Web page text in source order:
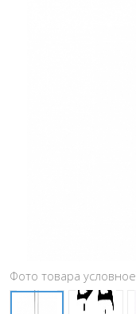
Фото товара условное